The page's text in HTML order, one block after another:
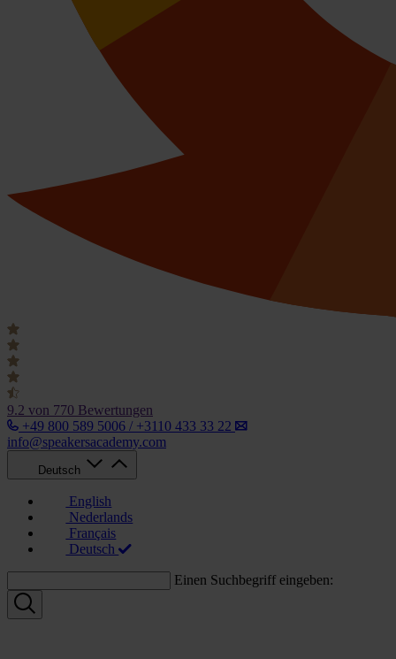
9.2 von 770 Bewertungen
+49 800 589 5006 / +3110 433 33 22
info@speakersacademy.com
Deutsch
English
Nederlands
Français
Deutsch
Einen Suchbegriff eingeben: